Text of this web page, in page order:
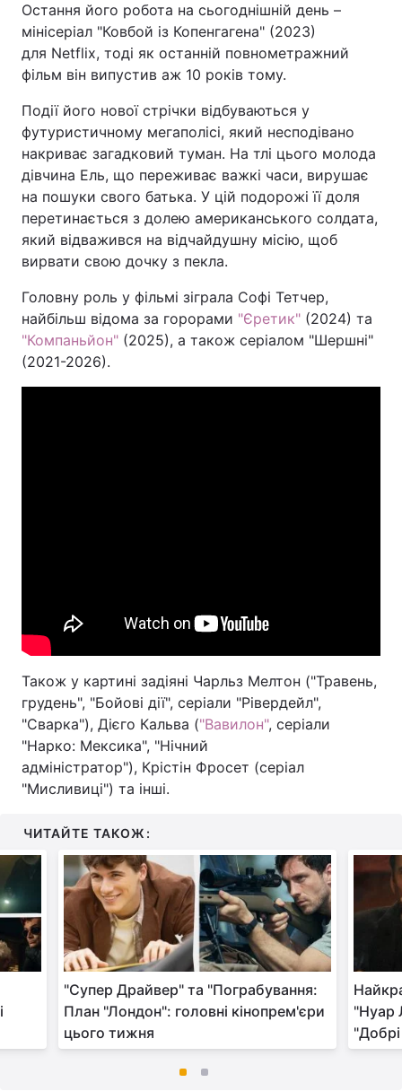
Остання його робота на сьогоднішній день –
мінісеріал "Ковбой із Копенгагена" (2023)
для Netflix, тоді як останній повнометражний
фільм він випустив аж 10 років тому.
Події його нової стрічки відбуваються у
футуристичному мегаполісі, який несподівано
накриває загадковий туман. На тлі цього молода
дівчина Ель, що переживає важкі часи, вирушає
на пошуки свого батька. У цій подорожі її доля
перетинається з долею американського солдата,
який відважився на відчайдушну місію, щоб
вирвати свою дочку з пекла.
Головну роль у фільмі зіграла Софі Тетчер,
найбільш відома за горорами "Єретик" (2024) та
"Компаньйон" (2025), а також серіалом "Шершні"
(2021-2026).
Також у картині задіяні Чарльз Мелтон ("Травень,
грудень", "Бойові дії", серіали "Рівердейл",
"Сварка"), Дієго Кальва ("Вавилон", серіали
"Нарко: Мексика", "Нічний
адміністратор"), Крістін Фросет (серіал
"Мисливиці") та інші.
ЧИТАЙТЕ ТАКОЖ:
"Супер Драйвер" та "Пограбування:
План "Лондон": головні кінопрем'єри
цього тижня
"Нуар